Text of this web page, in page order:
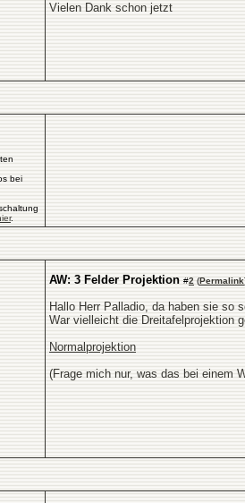
Vielen Dank schon jetzt
bei
.
AW: 3 Felder Projektion #2 (Permalink
Hallo Herr Palladio, da haben sie so
War vielleicht die Dreitafelprojektion
Normalprojektion
(Frage mich nur, was das bei einem